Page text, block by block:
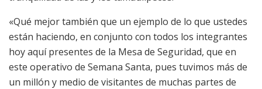
«Qué mejor también que un ejemplo de lo que ustedes
están haciendo, en conjunto con todos los integrantes
hoy aquí presentes de la Mesa de Seguridad, que en
este operativo de Semana Santa, pues tuvimos más de
un millón y medio de visitantes de muchas partes de